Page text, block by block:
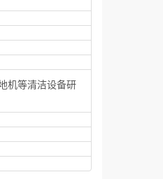
机等清洁设备研